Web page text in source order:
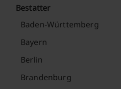
Bestatter
Baden-Württemberg
Bayern
Berlin
Brandenburg